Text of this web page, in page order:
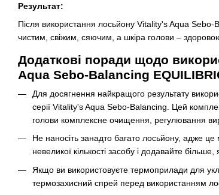
Результат:
Після використання лосьйону Vitality's Aqua
чистим, свіжим, сяючим, а шкіра голови –
Додаткові поради щодо
Aqua Sebo-Balancing
Для досягнення найкращого результату
серії Vitality's Aqua Sebo-Balancing. Цей
голови комплексне очищення, регулювання
Не наносіть занадто багато лосьйону, адже
невеликої кількості засобу і додавайте
Якщо ви використовуєте термоприлади для
термозахисний спрей перед використанням